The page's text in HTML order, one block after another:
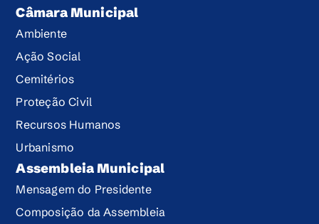
Câmara Municipal
Ambiente
Ação Social
Cemitérios
Proteção Civil
Recursos Humanos
Urbanismo
Assembleia Municipal
Mensagem do Presidente
Composição da Assembleia